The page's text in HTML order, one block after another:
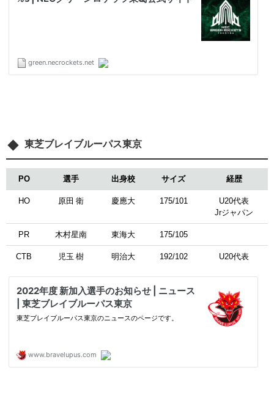
東芝ブレイブルーパス東京
PO 選手 出身校 サイズ 経歴
HO 原田 衛 慶應大 175/101
U20代表
Jrジャパン
PR 木村星南 東海大 175/105
CTB 児玉 樹 明治大 192/102 U20代表